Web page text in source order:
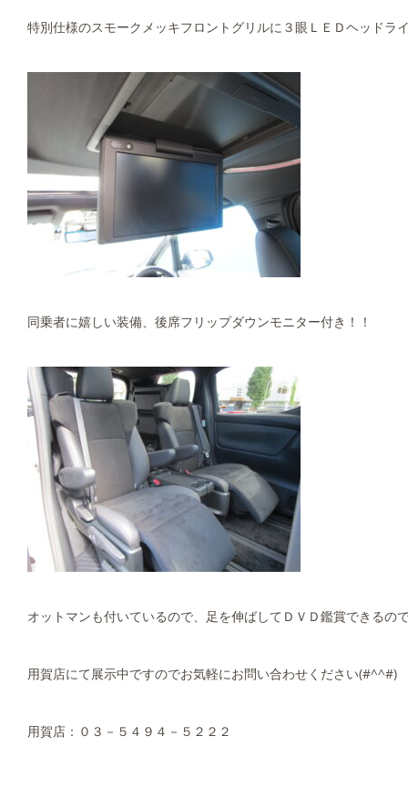
特別仕様のスモークメッキフロントグリルに３眼ＬＥＤヘッド
同乗者に嬉しい装備、後席フリップダウンモニター付き！！
オットマンも付いているので、足を伸ばしてＤＶＤ鑑賞できるの
用賀店にて展示中ですのでお気軽にお問い合わせください(#^^#)
用賀店：０３－５４９４－５２２２